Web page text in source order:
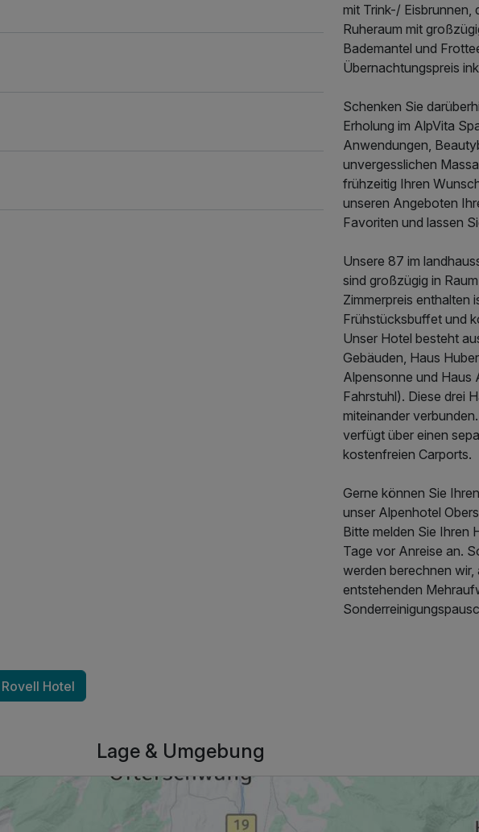
p.P. ab391,00 €
mit Trink-/ Eisbrunnen,
Ruheraum mit
Bademantel und
Übernachtungspreis
Schenken Sie
Erholung im AlpVita
Anwendungen,
unvergesslichen
frühzeitig Ihren
unseren Angeboten
Favoriten und lassen
Unsere 87 im
sind großzügig in
Zimmerpreis enthalten
Frühstücksbuffet und
Unser Hotel besteht
Gebäuden, Haus
Alpensonne und Haus
Fahrstuhl). Diese drei
miteinander
verfügt über einen
kostenfreien Carports.
Gerne können Sie
unser Alpenhotel
Bitte melden Sie Ihren
Tage vor Anreise an.
werden berechnen wir,
entstehenden
Hotel
Lage & Umgebung